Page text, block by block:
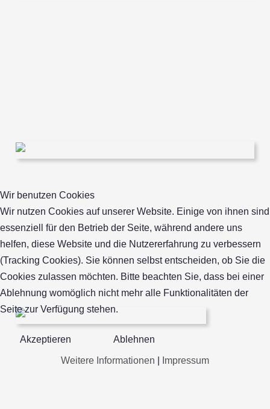
Wir benutzen Cookies
Wir nutzen Cookies auf unserer Website. Einige von ihnen sind
essenziell für den Betrieb der Seite, während andere uns
helfen, diese Website und die Nutzererfahrung zu verbessern
(Tracking Cookies). Sie können selbst entscheiden, ob Sie die
Cookies zulassen möchten. Bitte beachten Sie, dass bei einer
Ablehnung womöglich nicht mehr alle Funktionalitäten der
Seite zur Verfügung stehen.
Akzeptieren Ablehnen
Weitere Informationen Impressum